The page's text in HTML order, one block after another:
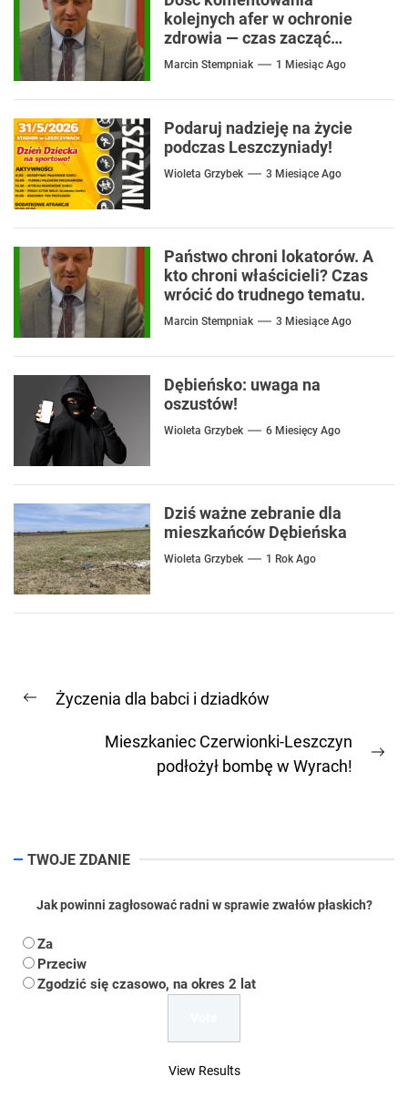
kolejnych afer w ochronie
zdrowia — czas zacząć
mówić o rozwiązaniach
Marcin Stempniak 1 Miesiąc Ago
Podaruj nadzieję na życie
podczas Leszczyniady!
Wioleta Grzybek 3 Miesiące Ago
Państwo chroni lokatorów. A
kto chroni właścicieli? Czas
wrócić do trudnego tematu.
Marcin Stempniak 3 Miesiące Ago
Dębieńsko: uwaga na
oszustów!
Wioleta Grzybek 6 Miesięcy Ago
Dziś ważne zebranie dla
mieszkańców Dębieńska
Wioleta Grzybek 1 Rok Ago
wpisu
Previous
Życzenia dla babci i dziadków
Mieszkaniec Czerwionki-Leszczyn
podłożył bombę w Wyrach!
TWOJE ZDANIE
Jak powinni zagłosować radni w sprawie zwałów płaskich?
Za
Przeciw
Zgodzić się czasowo, na okres 2 lat
View Results